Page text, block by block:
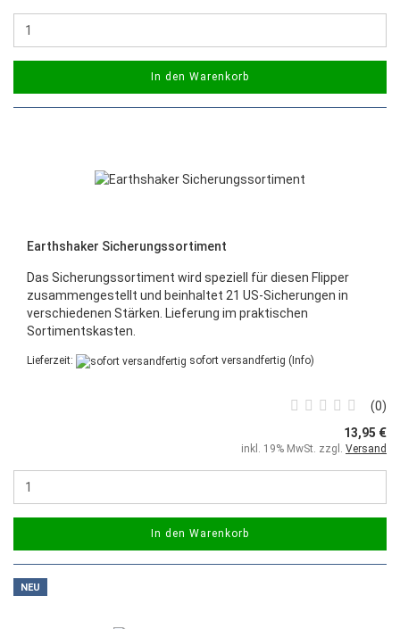
In den Warenkorb
Earthshaker Sicherungssortiment
Das Sicherungssortiment wird speziell für diesen Flipper
zusammengestellt und beinhaltet 21 US-Sicherungen in
verschiedenen Stärken. Lieferung im praktischen
Sortimentskasten.
Lieferzeit: sofort versandfertig (Info)
0
13,95 €
inkl. 19% MwSt. zzgl. Versand
In den Warenkorb
NEU